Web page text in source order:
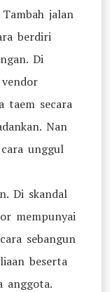
jalan
berdiri
Di
taem secara
Nan
unggul
Di skandal
mempunyai
sebangun
beserta
anggota.